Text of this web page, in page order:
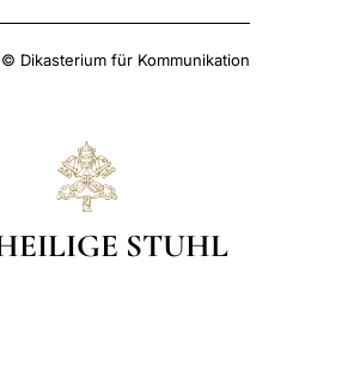
Dikasterium für Kommunikation
STUHL